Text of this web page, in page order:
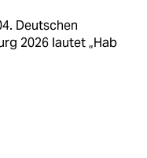
Deutschen
2026 lautet „Hab